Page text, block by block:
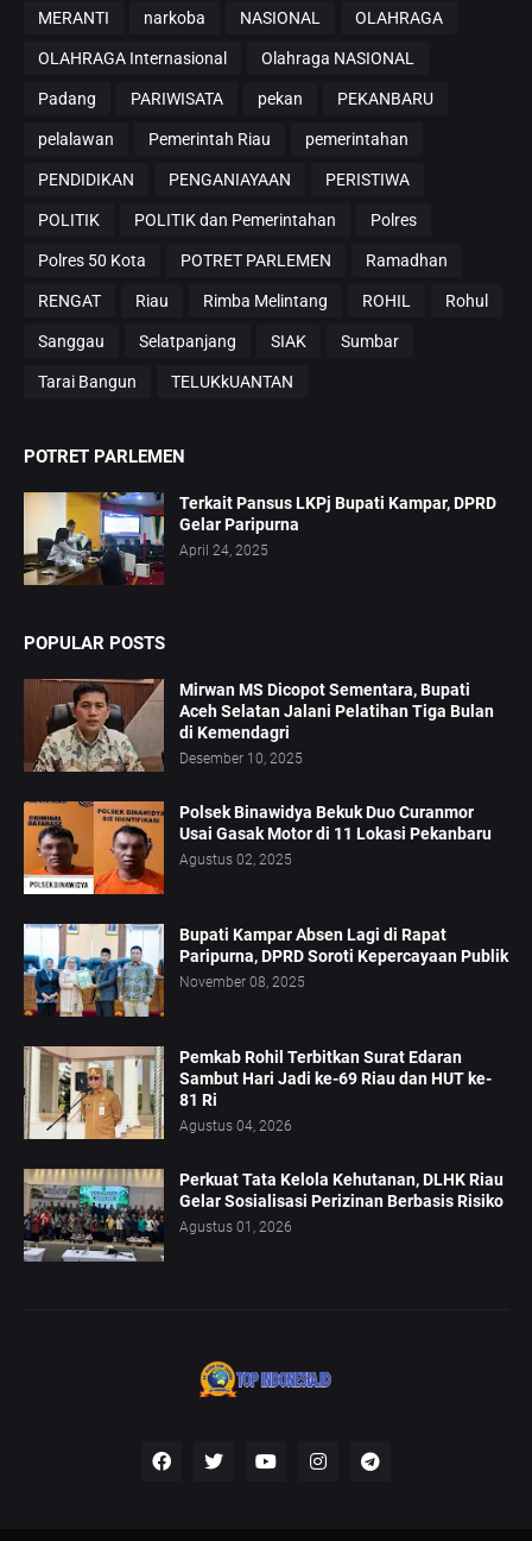
MERANTI narkoba NASIONAL OLAHRAGA
OLAHRAGA Internasional Olahraga NASIONAL
Padang PARIWISATA pekan PEKANBARU
pelalawan Pemerintah Riau pemerintahan
PENDIDIKAN PENGANIAYAAN PERISTIWA
POLITIK POLITIK dan Pemerintahan Polres
Polres 50 Kota POTRET PARLEMEN Ramadhan
RENGAT Riau Rimba Melintang ROHIL Rohul
Sanggau Selatpanjang SIAK Sumbar
Tarai Bangun TELUKkUANTAN
POTRET PARLEMEN
Terkait Pansus LKPj Bupati Kampar, DPRD
Gelar Paripurna
April 24, 2025
POPULAR POSTS
Mirwan MS Dicopot Sementara, Bupati
Aceh Selatan Jalani Pelatihan Tiga Bulan
di Kemendagri
Desember 10, 2025
Polsek Binawidya Bekuk Duo Curanmor
Usai Gasak Motor di 11 Lokasi Pekanbaru
Agustus 02, 2025
Bupati Kampar Absen Lagi di Rapat
Paripurna, DPRD Soroti Kepercayaan Publik
November 08, 2025
Pemkab Rohil Terbitkan Surat Edaran
Sambut Hari Jadi ke-69 Riau dan HUT ke-
81 Ri
Agustus 04, 2026
Perkuat Tata Kelola Kehutanan, DLHK Riau
Gelar Sosialisasi Perizinan Berbasis Risiko
Agustus 01, 2026